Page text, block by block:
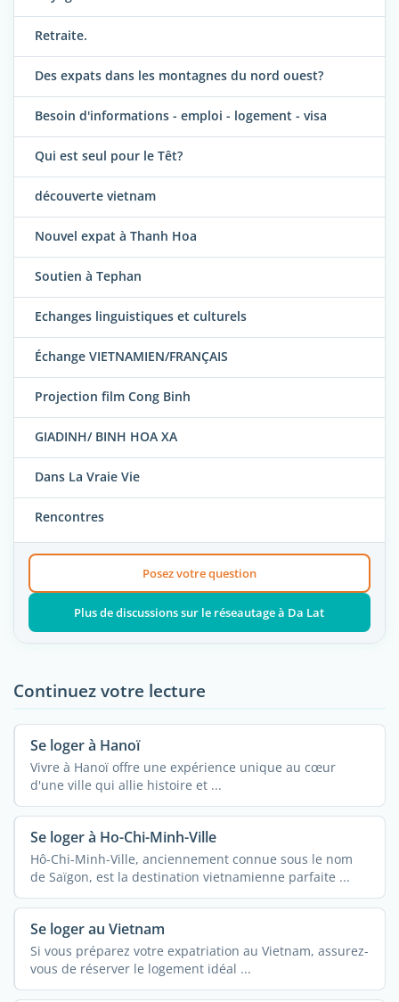
Retraite.
Des expats dans les montagnes du nord ouest?
Besoin d'informations - emploi - logement - visa
Qui est seul pour le Têt?
découverte vietnam
Nouvel expat à Thanh Hoa
Soutien à Tephan
Echanges linguistiques et culturels
Échange VIETNAMIEN/FRANÇAIS
Projection film Cong Binh
GIADINH/ BINH HOA XA
Dans La Vraie Vie
Rencontres
Posez votre question
Plus de discussions sur le réseautage à Da Lat
Continuez votre lecture
Se loger à Hanoï
Vivre à Hanoï offre une expérience unique au cœur
d'une ville qui allie histoire et ...
Se loger à Ho-Chi-Minh-Ville
Hô-Chi-Minh-Ville, anciennement connue sous le nom
de Saïgon, est la destination vietnamienne parfaite ...
Se loger au Vietnam
Si vous préparez votre expatriation au Vietnam, assurez-
vous de réserver le logement idéal ...